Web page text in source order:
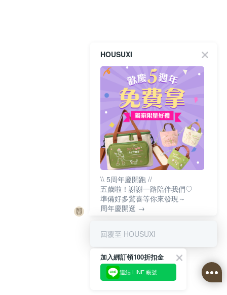
HOUSUXI
\\ 5周年慶開跑 //
五歲啦！謝謝一路陪伴我們♡
準備好多驚喜等你來發現～
周年慶開逛 →
回覆至 HOUSUXI
加入綁訂領100折扣金
連結 LINE 帳號